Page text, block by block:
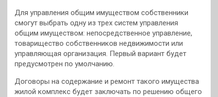
Для управления общим имуществом собственники
смогут выбрать одну из трех систем управления
общим имуществом: непосредственное управление,
товарищество собственников недвижимости или
управляющая организация. Первый вариант будет
предусмотрен по умолчанию.
Договоры на содержание и ремонт такого имущества
жилой комплекс будет заключать по решению общего